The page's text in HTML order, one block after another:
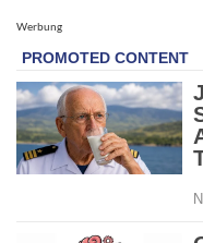
Werbung